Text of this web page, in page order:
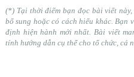
(*) Tại thời điểm bạn đọc bài viết
bổ sung hoặc có cách hiểu khác.
định hiện hành mới nhất. Bài viết
tính hướng dẫn cụ thể cho tổ chức, cá